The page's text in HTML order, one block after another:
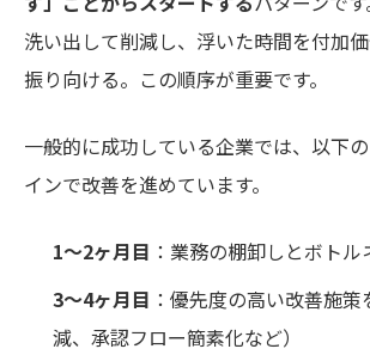
洗い出して削減し、浮いた時間を付加
振り向ける。この順序が重要です。
一般的に成功している企業では、以下
インで改善を進めています。
1〜2ヶ月目 ：業務の棚卸しとボトル
3〜4ヶ月目 ：優先度の高い改善施
減、承認フロー簡素化など）